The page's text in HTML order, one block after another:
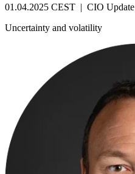
01.04.2025 CEST | CIO Update
Uncertainty and volatility